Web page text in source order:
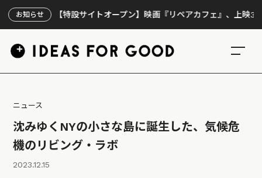
お知らせ
【特設サイトオープン】映画『リペアカフェ』、上映300回の先で
ニュース
沈みゆくNYの小さな島に誕生した、気候危
機のリビング・ラボ
2023.12.15